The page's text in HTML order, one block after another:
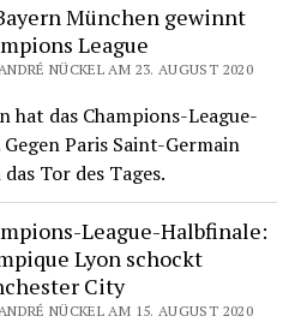
München gewinnt
League
NÜCKEL AM 23. AUGUST 2020
hat das Champions-League-
Paris Saint-Germain
Tor des Tages.
League-Halbfinale:
Lyon schockt
City
NÜCKEL AM 15. AUGUST 2020